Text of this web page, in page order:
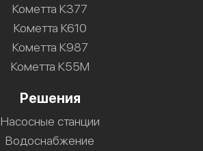
Кометта К377
Кометта К610
Кометта К987
Кометта К55М
Решения
Насосные станции
Водоснабжение